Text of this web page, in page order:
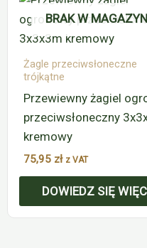
BRAK W
Żagle przeciwsłoneczne
trójkątne
Przewiewny żagiel
przeciwsłoneczny
kremowy
75,95 zł z VAT
DOWIEDZ SIĘ